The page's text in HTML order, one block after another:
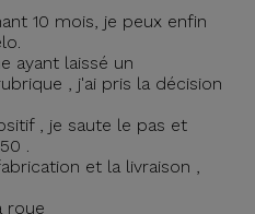
10 mois, je peux enfin
ayant laissé un
, j'ai pris la décision
, je saute le pas et
.
et la livraison ,
roue